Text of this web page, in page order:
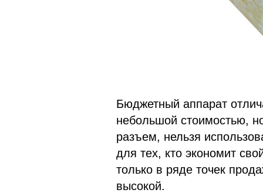
Бюджетный аппарат
небольшой стоимостью,
разъем, нельзя
для тех, кто экономит
только в ряде точек
высокой.